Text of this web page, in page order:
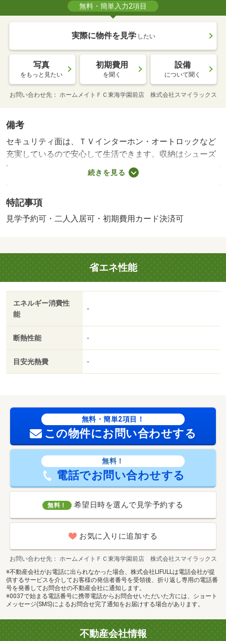
無料・簡単入力2項目
実際に物件を見学 したい
写真
をもっと見たい
初期費用
を聞く
設備
について聞く
お問い合わせ先 ホームメイトＦＣ東海学園前店 株式会社スマイラックス
備考
セキュリティ面は、ＴＶインターホン・オートロックなど
充実しているので安心して生活できます。収納はシューズ
ボックス・クロゼットなどが備え付けられているので、衣
類や日用品の収納に重宝します。共用部にはエレベータ・
す。室内設備は浴室乾燥機・洗面所独立などが揃っている
ので、快適に過ごしやすいお部屋になります。機能的なシ
続きを見る
特記事項
見学予約可・二人入居可・初期費用カード決済可
省エネ性能
エネルギー消費性
能
-
断熱性能 -
目安光熱費 -
無料・簡単2項目！
この物件にお問い合わせする
無料！
電話でお問い合わせする
無料！ 希望日時を選んで見学予約する
お気に入りに追加する
お問い合わせ先
ホームメイトＦＣ東海学園前店 株式会社スマイラックス
※不動産会社がお電話に出られなかった場合、株式会社LIFULLは電話会社が提
供するサービスを介してお客様の発信者番号を受領後、折り返し専用の電話番
号を発番してお問合せの不動産会社に通知します。
※0037で始まる電話番号に携帯電話からお問合せいただいた方には、ショート
メッセージ(SMS)によるお問合せ完了通知をお届けする場合があります。
不動産会社情報